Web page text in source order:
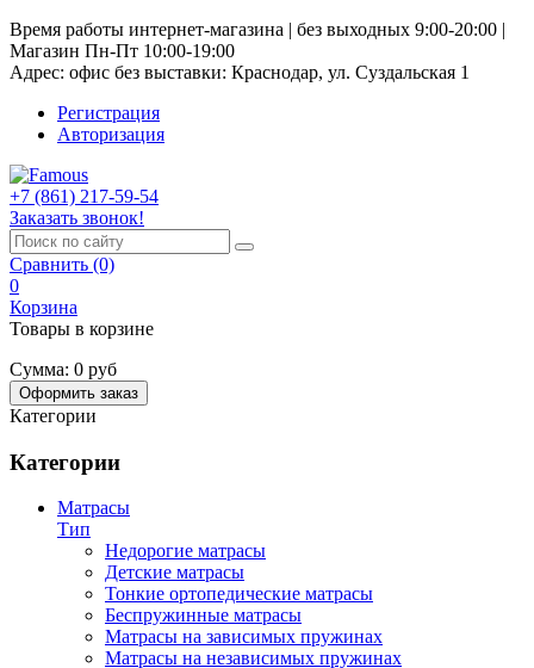
Время работы интернет-магазина | без выходных 9:00-20:00 |
Магазин Пн-Пт 10:00-19:00
Адрес: офис без выставки: Краснодар, ул. Суздальская 1
Регистрация
Авторизация
+7 (861) 217-59-54
Заказать звонок!
Сравнить (0)
0
Корзина
Товары в корзине
Сумма: 0 руб
Оформить заказ
Категории
Категории
Матрасы
Тип
Недорогие матрасы
Детские матрасы
Тонкие ортопедические матрасы
Беспружинные матрасы
Матрасы на зависимых пружинах
Матрасы на независимых пружинах